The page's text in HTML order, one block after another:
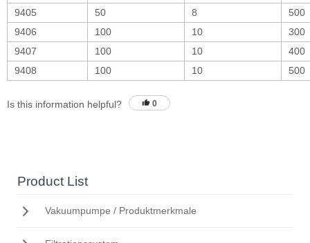
9405
50 8
500
9406
100 10
300
9407
100 10
400
9408
100 10 500
Is this information helpful? 0
Product List
Vakuumpumpe / Produktmerkmale